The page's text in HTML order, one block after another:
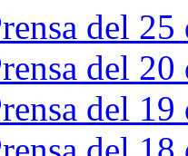
del
del
del